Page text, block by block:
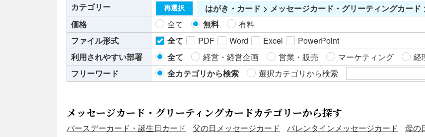
カテゴリー 再選択
はがき・カード > メッセージカード・グリーティングカー
価格
全て 無料
有料
ファイル形式
全て PDF Word Excel
PowerPoint
利用されやすい部署
全て 経営・経営企画 営業・販売 マーケティング
経
フリーワード
全カテゴリから検索 選択カテゴリから検索
メッセージカード・グリーティングカードカテゴリーから探す
バースデーカード・誕生日カード 父の日メッセージカード バレンタインメッセージカード 母の